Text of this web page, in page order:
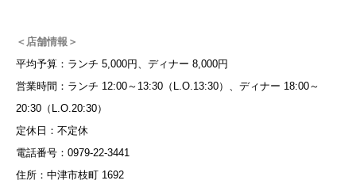
＜店舗情報＞
平均予算：ランチ 5,000円、ディナー 8,000円
営業時間：ランチ 12:00～13:30（L.O.13:30）、ディナー 18:00～
20:30（L.O.20:30）
定休日：不定休
電話番号：0979-22-3441
住所：中津市枝町 1692